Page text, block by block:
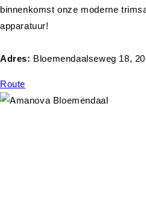
binnenkomst onze moderne
apparatuur!
Adres: Bloemendaalseweg 18,
Route